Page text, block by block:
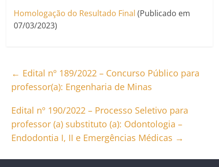
Homologação do Resultado Final (Publicado em
07/03/2023)
← Edital nº 189/2022 – Concurso Público para
professor(a): Engenharia de Minas
Edital nº 190/2022 – Processo Seletivo para
professor (a) substituto (a): Odontologia –
Endodontia I, II e Emergências Médicas →